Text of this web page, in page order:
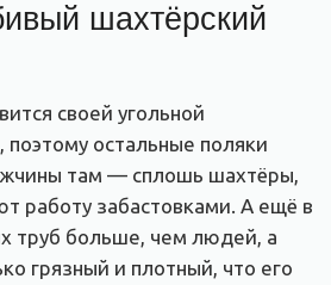
шахтёрский
своей угольной
остальные поляки
там — сплошь шахтёры,
работу забастовками. А ещё в
труб больше, чем людей, а
грязный и плотный, что его